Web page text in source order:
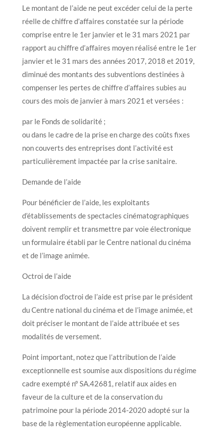
Le montant de l’aide ne peut excéder celui de la perte
réelle de chiffre d’affaires constatée sur la période
comprise entre le 1er janvier et le 31 mars 2021 par
rapport au chiffre d’affaires moyen réalisé entre le 1er
janvier et le 31 mars des années 2017, 2018 et 2019,
diminué des montants des subventions destinées à
compenser les pertes de chiffre d’affaires subies au
cours des mois de janvier à mars 2021 et versées :
par le Fonds de solidarité ;
ou dans le cadre de la prise en charge des coûts fixes
non couverts des entreprises dont l’activité est
particulièrement impactée par la crise sanitaire.
Demande de l’aide
Pour bénéficier de l’aide, les exploitants
d’établissements de spectacles cinématographiques
doivent remplir et transmettre par voie électronique
un formulaire établi par le Centre national du cinéma
et de l’image animée.
Octroi de l’aide
La décision d’octroi de l’aide est prise par le président
du Centre national du cinéma et de l’image animée, et
doit préciser le montant de l’aide attribuée et ses
modalités de versement.
Point important, notez que l’attribution de l’aide
exceptionnelle est soumise aux dispositions du régime
cadre exempté n° SA.42681, relatif aux aides en
faveur de la culture et de la conservation du
patrimoine pour la période 2014-2020 adopté sur la
base de la règlementation européenne applicable.